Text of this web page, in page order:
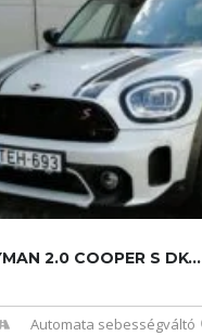
MINI COUNTRYMAN 2.0 COOPER S DKG NA ...
Automata sebességváltó